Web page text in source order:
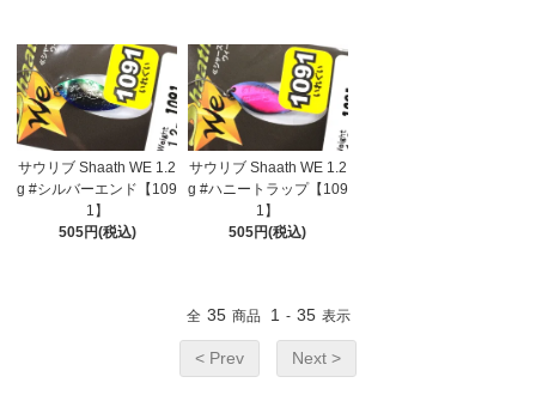
サウリブ Shaath WE 1.2
g #シルバーエンド【109
1】
505円(税込)
サウリブ Shaath WE 1.2
g #ハニートラップ【109
1】
505円(税込)
全 35 商品 1 - 35 表示
< Prev Next >